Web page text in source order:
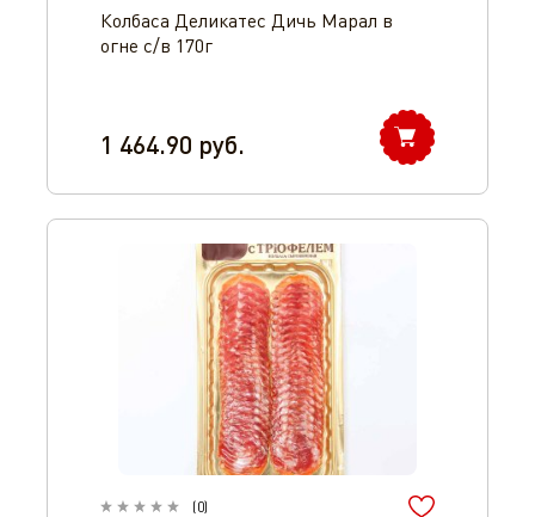
Колбаса Деликатес Дичь Марал в
огне с/в 170г
1 464.90 руб.
(0)